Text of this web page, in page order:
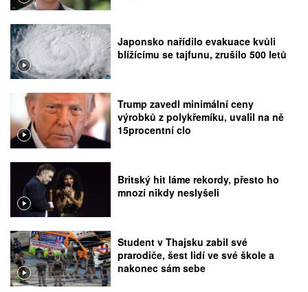
Japonsko nařídilo evakuace kvůli
blížícímu se tajfunu, zrušilo 500 letů
Trump zavedl minimální ceny
výrobků z polykřemíku, uvalil na ně
15procentní clo
Britský hit láme rekordy, přesto ho
mnozí nikdy neslyšeli
Student v Thajsku zabil své
prarodiče, šest lidí ve své škole a
nakonec sám sebe